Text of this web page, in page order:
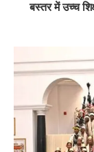
बस्तर में उच्च